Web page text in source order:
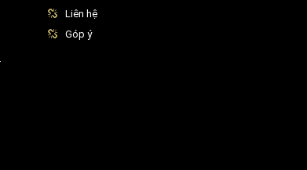
Liên hệ
Góp ý